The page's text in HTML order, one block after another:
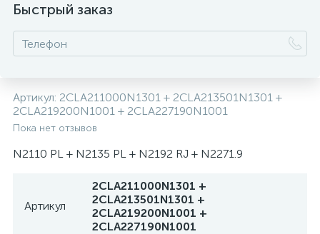
Быстрый заказ
Артикул: 2CLA211000N1301 + 2CLA213501N1301 +
2CLA219200N1001 + 2CLA227190N1001
Пока нет отзывов
N2110 PL + N2135 PL + N2192 RJ + N2271.9
Артикул
2CLA211000N1301 +
2CLA213501N1301 +
2CLA219200N1001 +
2CLA227190N1001